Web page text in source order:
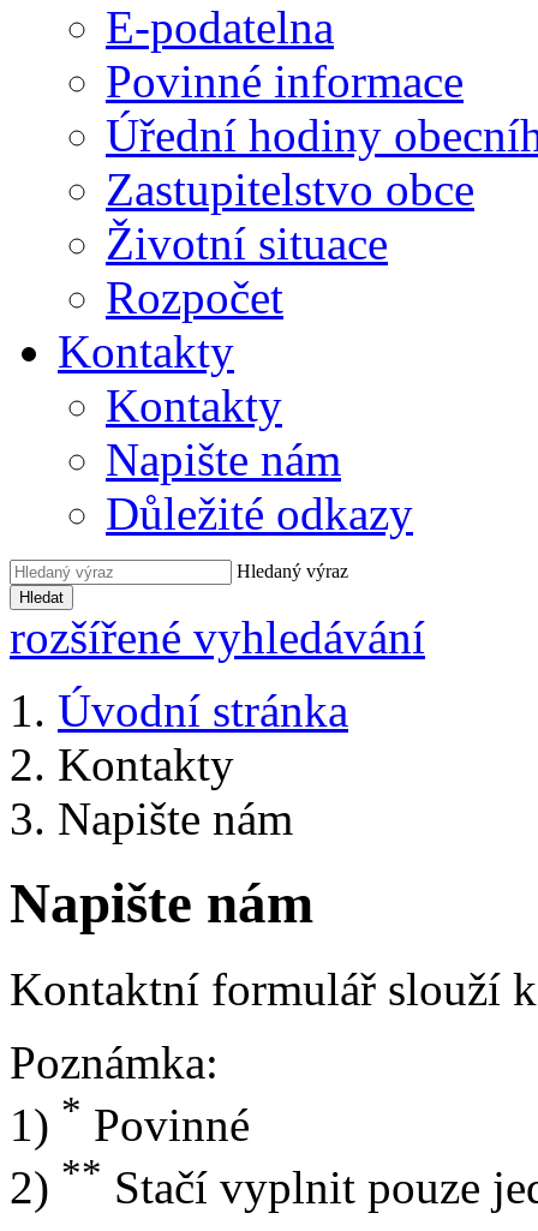
E-podatelna
Povinné informace
Úřední hodiny
Zastupitelstvo obce
Životní situace
Rozpočet
Kontakty
Kontakty
Napište nám
Důležité odkazy
Hledaný výraz
Hledat
rozšířené vyhledávání
Úvodní stránka
Kontakty
Napište nám
Napište nám
Kontaktní formulář slouží
Poznámka:
1) * Povinné
2) ** Stačí vyplnit pouze